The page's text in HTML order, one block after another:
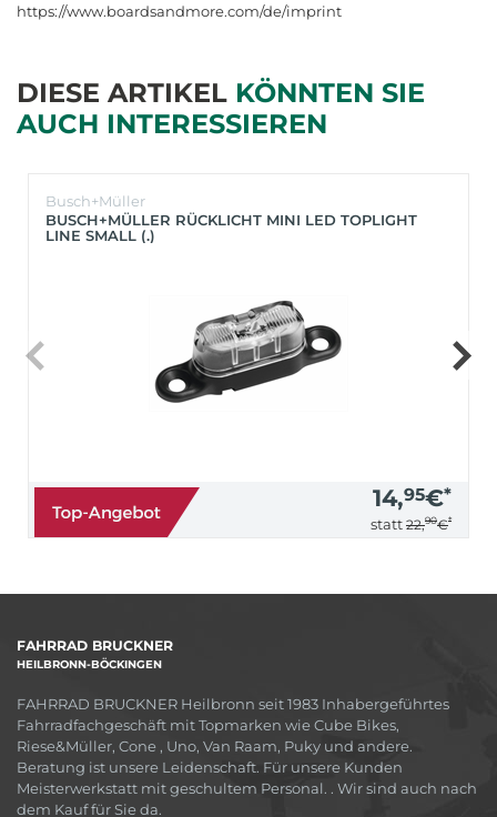
https://www.boardsandmore.com/de/imprint
DIESE ARTIKEL KÖNNTEN SIE
AUCH INTERESSIEREN
Busch+Müller
BUSCH+MÜLLER RÜCKLICHT MINI LED TOPLIGHT
LINE SMALL (.)
14,95€*
statt 22,90€*
FAHRRAD BRUCKNER
HEILBRONN-BÖCKINGEN
FAHRRAD BRUCKNER Heilbronn seit 1983 Inhabergeführtes
Fahrradfachgeschäft mit Topmarken wie Cube Bikes,
Riese&Müller, Cone , Uno, Van Raam, Puky und andere.
Beratung ist unsere Leidenschaft. Für unsere Kunden
Meisterwerkstatt mit geschultem Personal. . Wir sind auch nach
dem Kauf für Sie da.